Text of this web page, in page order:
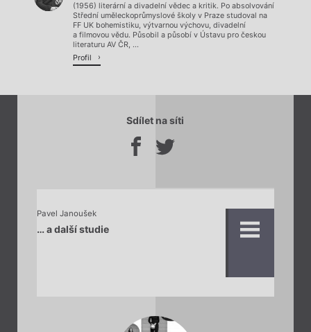
(1956) literární a divadelní vědec a kritik. Po absolvování
Střední uměleckoprůmyslové školy v Praze studoval na
FF UK bohemistiku, výtvarnou výchovu, divadelní
a filmovou vědu. Působil a působí v Ústavu pro českou
literaturu AV ČR, ...
Profil
Sdílet na síti
Pavel Janoušek
… a další studie